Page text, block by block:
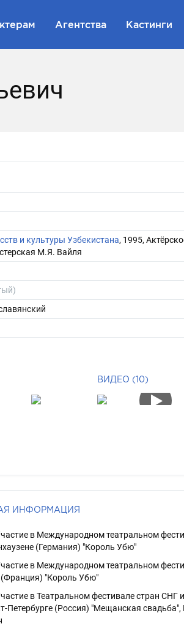
Агентства Кастинги
и культуры Узбекистана, 1995,
М.Я. Вайля
ВИДЕО (10)
ИНФОРМАЦИЯ
в Международном театральном
(Германия) "Король Убю"
в Международном театральном
"Король Убю"
в Театральном фестивале стран СНГ
Петербурге (Россия) "Мещанская свадьба",